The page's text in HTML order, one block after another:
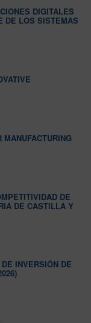
DIGITALES
DE LOS SISTEMAS
DE
DE CASTILLA Y
INVERSIÓN DE